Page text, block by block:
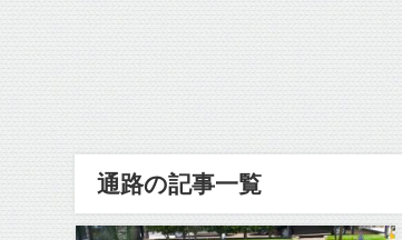
通路の記事一覧